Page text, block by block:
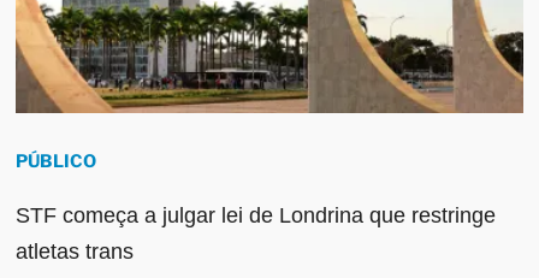
PÚBLICO
STF começa a julgar lei de Londrina que restringe
atletas trans